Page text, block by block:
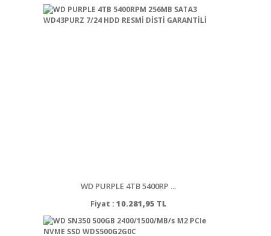
WD PURPLE 4TB 5400RP ...
Fiyat : 10.281,95 TL